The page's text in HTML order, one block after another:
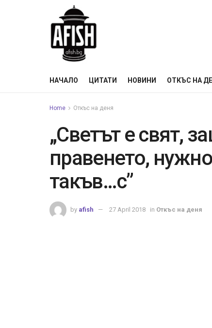
НАЧАЛО ЦИТАТИ НОВИНИ ОТКЪС НА
Home Откъс на деня
„Светът е свят,
правенето,
такъв…с”
by afish 27 April 2018 in Откъс на деня